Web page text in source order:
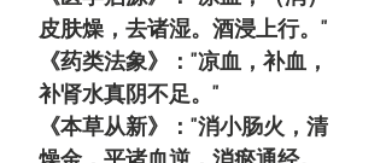
皮肤燥，去诸湿。酒浸上行。"
《药类法象》："凉血，补血，
补肾水真阴不足。"
《本草从新》："消小肠火，清